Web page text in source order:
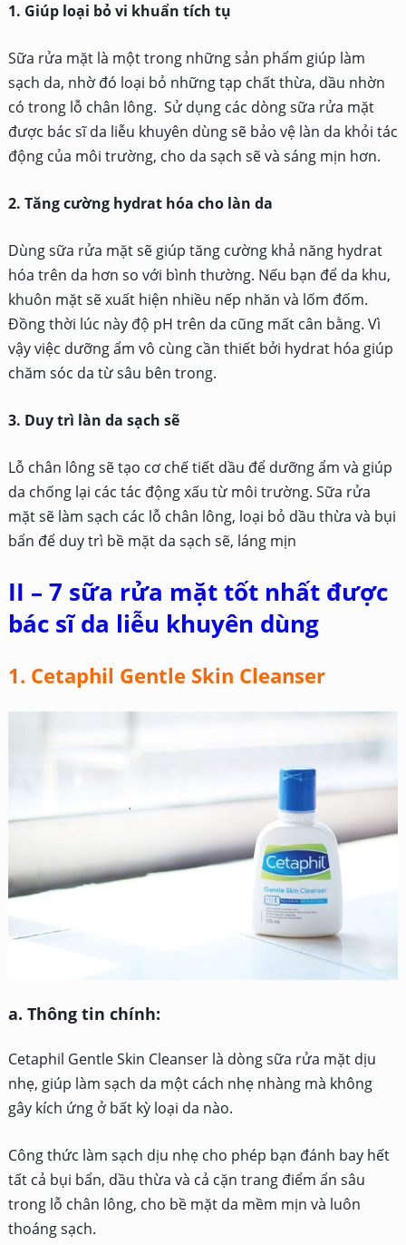
1. Giúp loại bỏ vi khuẩn tích tụ
Sữa rửa mặt là một trong những sản phẩm giúp làm
sạch da, nhờ đó loại bỏ những tạp chất thừa, dầu nhờn
có trong lỗ chân lông. Sử dụng các dòng sữa rửa mặt
được bác sĩ da liễu khuyên dùng sẽ bảo vệ làn da khỏi tác
động của môi trường, cho da sạch sẽ và sáng mịn hơn.
2. Tăng cường hydrat hóa cho làn da
Dùng sữa rửa mặt sẽ giúp tăng cường khả năng hydrat
hóa trên da hơn so với bình thường. Nếu bạn để da khu,
khuôn mặt sẽ xuất hiện nhiều nếp nhăn và lốm đốm.
Đồng thời lúc này độ pH trên da cũng mất cân bằng. Vì
vậy việc dưỡng ẩm vô cùng cần thiết bởi hydrat hóa giúp
chăm sóc da từ sâu bên trong.
3. Duy trì làn da sạch sẽ
Lỗ chân lông sẽ tạo cơ chế tiết dầu để dưỡng ẩm và giúp
da chống lại các tác động xấu từ môi trường. Sữa rửa
mặt sẽ làm sạch các lỗ chân lông, loại bỏ dầu thừa và bụi
bẩn để duy trì bề mặt da sạch sẽ, láng mịn
II – 7 sữa rửa mặt tốt nhất được
bác sĩ da liễu khuyên dùng
1. Cetaphil Gentle Skin Cleanser
a. Thông tin chính:
Cetaphil Gentle Skin Cleanser là dòng sữa rửa mặt dịu
nhẹ, giúp làm sạch da một cách nhẹ nhàng mà không
gây kích ứng ở bất kỳ loại da nào.
Công thức làm sạch dịu nhẹ cho phép bạn đánh bay hết
tất cả bụi bẩn, dầu thừa và cả cặn trang điểm ẩn sâu
trong lỗ chân lông, cho bề mặt da mềm mịn và luôn
thoáng sạch.